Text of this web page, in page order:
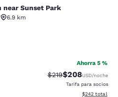
Park
near Sunset Park
6.9 km
3.21 estrellas. Bueno. 385 reseñas
Ahorra 5 %
Tarifa tachada:
$219Tarifa reducida:
$208USD/noche
Tarifa para socios
Ver detalles
$242 total